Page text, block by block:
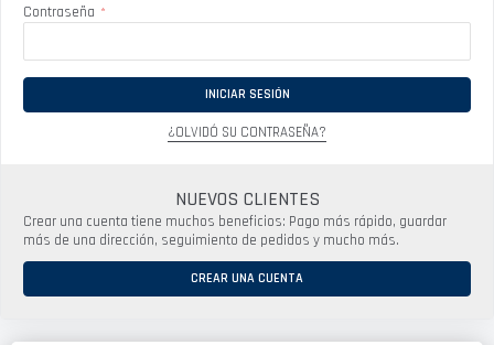
Contraseña
INICIAR SESIÓN
¿OLVIDÓ SU CONTRASEÑA?
NUEVOS CLIENTES
Crear una cuenta tiene muchos beneficios: Pago más rápido, guardar
más de una dirección, seguimiento de pedidos y mucho más.
CREAR UNA CUENTA